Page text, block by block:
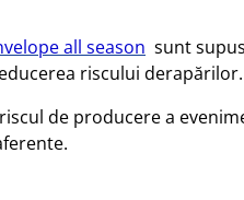
all season sunt
riscului derapărilor.
de producere a